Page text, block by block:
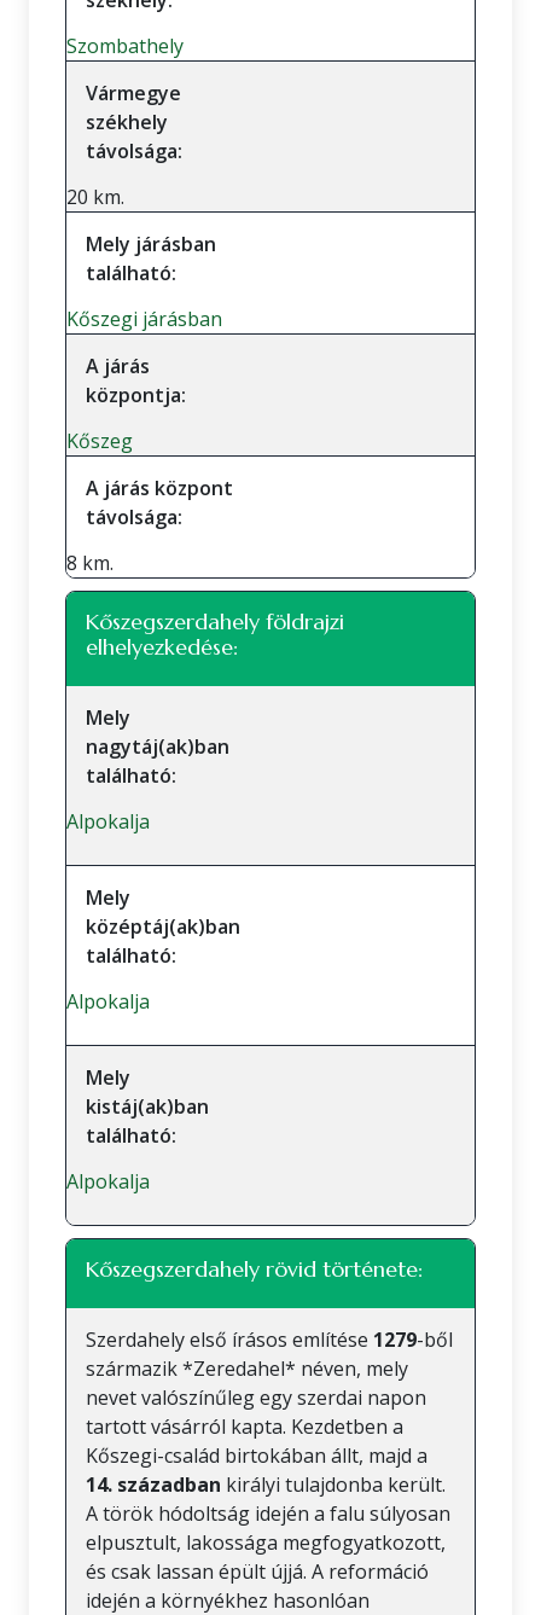
Szombathely
Vármegye
székhely
távolsága:
20 km.
Mely járásban
található:
Kőszegi járásban
A járás
központja:
Kőszeg
A járás központ
távolsága:
8 km.
Kőszegszerdahely földrajzi
elhelyezkedése:
Mely
nagytáj(ak)ban
található:
Alpokalja
Mely
középtáj(ak)ban
található:
Alpokalja
Mely
kistáj(ak)ban
található:
Alpokalja
Kőszegszerdahely rövid története:
Szerdahely első írásos említése 1279-ből
származik *Zeredahel* néven, mely
nevet valószínűleg egy szerdai napon
tartott vásárról kapta. Kezdetben a
Kőszegi-család birtokában állt, majd a
14. században királyi tulajdonba került.
A török hódoltság idején a falu súlyosan
elpusztult, lakossága megfogyatkozott,
és csak lassan épült újjá. A reformáció
idején a környékhez hasonlóan